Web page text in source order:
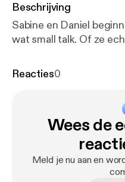
Beschrijving
Sabine en Daniel
wat small talk. Of ze
Reacties0
Wees de
Meld je nu aan en